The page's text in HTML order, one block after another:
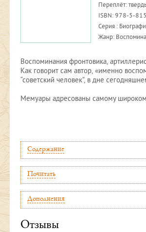
Переплёт:
ISBN: 978-5-
Серия :
Жанр:
Воспоминания фронтовика,
Как говорит сам автор, «именно
“советский человек”, в дне
Мемуары адресованы самому
Содержание
Почитать
Дополнения
Отзывы